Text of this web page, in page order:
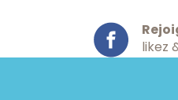
likez